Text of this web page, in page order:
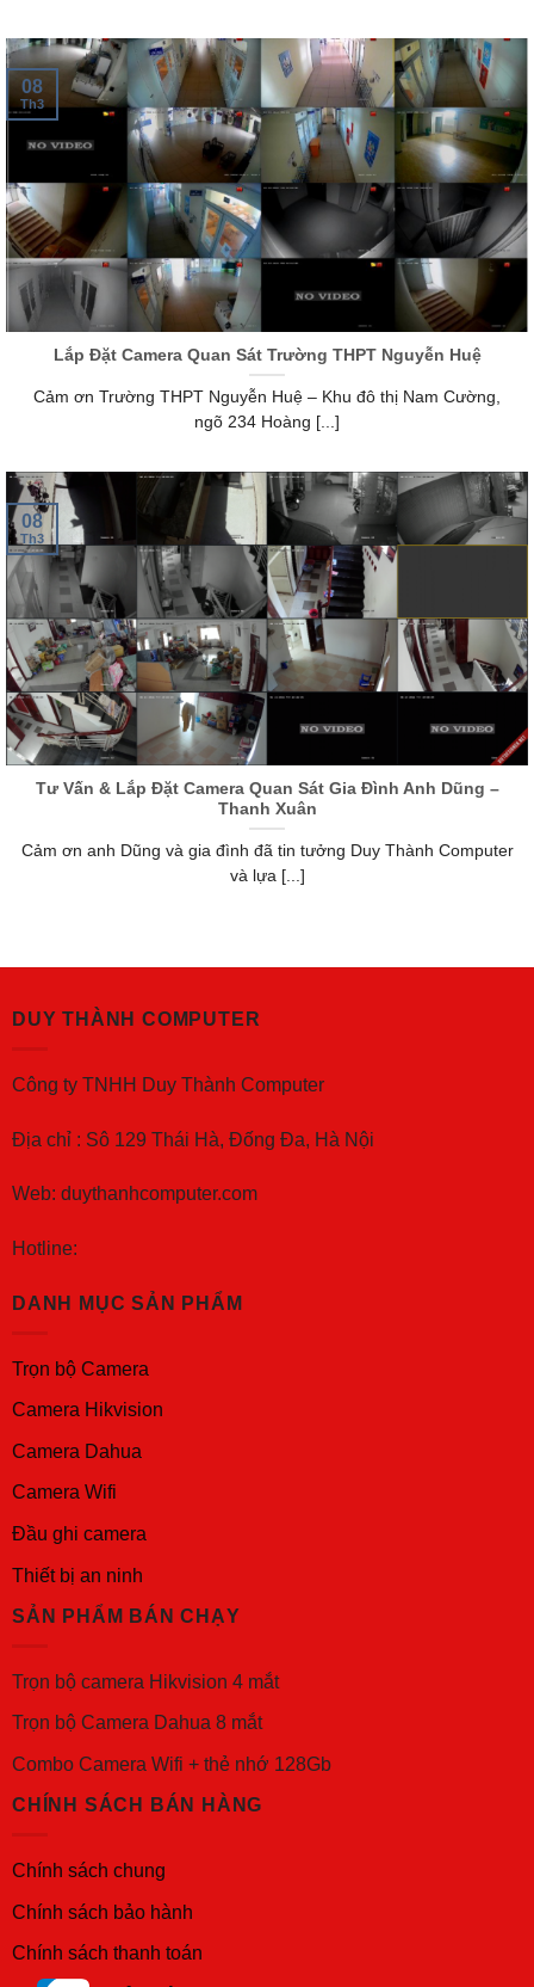
Lắp Đặt Camera Quan Sát Trường THPT Nguyễn Huệ
Cảm ơn Trường THPT Nguyễn Huệ – Khu đô thị Nam Cường,
ngõ 234 Hoàng [...]
08
Th3
Tư Vấn & Lắp Đặt Camera Quan Sát Gia Đình Anh Dũng –
Thanh Xuân
Cảm ơn anh Dũng và gia đình đã tin tưởng Duy Thành Computer
và lựa [...]
08
Th3
DUY THÀNH COMPUTER
Công ty TNHH Duy Thành Computer
Địa chỉ : Sô 129 Thái Hà, Đống Đa, Hà Nội
Web: duythanhcomputer.com
Hotline:
DANH MỤC SẢN PHẨM
Trọn bộ Camera
Camera Hikvision
Camera Dahua
Camera Wifi
Đầu ghi camera
Thiết bị an ninh
SẢN PHẨM BÁN CHẠY
Trọn bộ camera Hikvision 4 mắt
Trọn bộ Camera Dahua 8 mắt
Combo Camera Wifi + thẻ nhớ 128Gb
CHÍNH SÁCH BÁN HÀNG
Chính sách chung
Chính sách bảo hành
Chính sách thanh toán